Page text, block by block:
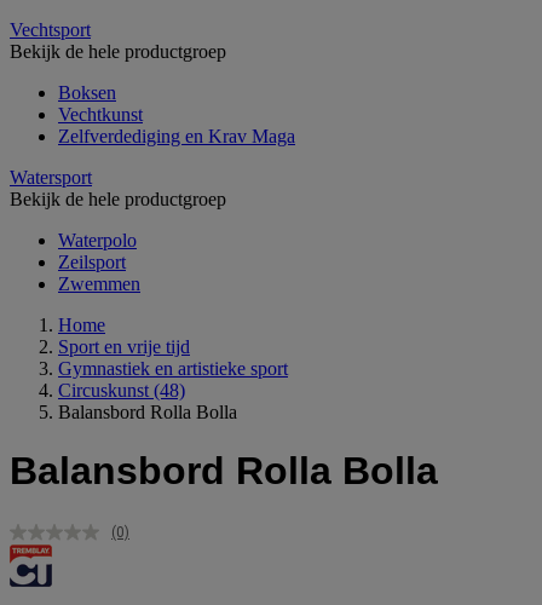
Vechtsport
Bekijk de hele productgroep
Boksen
Vechtkunst
Zelfverdediging en Krav Maga
Watersport
Bekijk de hele productgroep
Waterpolo
Zeilsport
Zwemmen
Home
Sport en vrije tijd
Gymnastiek en artistieke sport
Circuskunst (48)
Balansbord Rolla Bolla
Balansbord Rolla Bolla
Geen
(0)